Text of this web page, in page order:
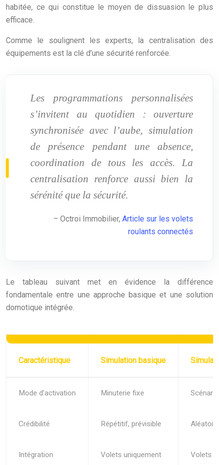
habitée, ce qui constitue le moyen de dissuasion le plus
efficace.
Comme le soulignent les experts, la centralisation des
équipements est la clé d’une sécurité renforcée.
Les programmations personnalisées
s’invitent au quotidien : ouverture
synchronisée avec l’aube, simulation
de présence pendant une absence,
coordination de tous les accès. La
centralisation renforce aussi bien la
sérénité que la sécurité.
– Octroi Immobilier, Article sur les volets
roulants connectés
Le tableau suivant met en évidence la différence
fondamentale entre une approche basique et une solution
domotique intégrée.
Caractéristique Simulation basique
Mode d’activation Minuterie fixe
Crédibilité Répétitif, prévisible
Intégration Volets uniquement Volets